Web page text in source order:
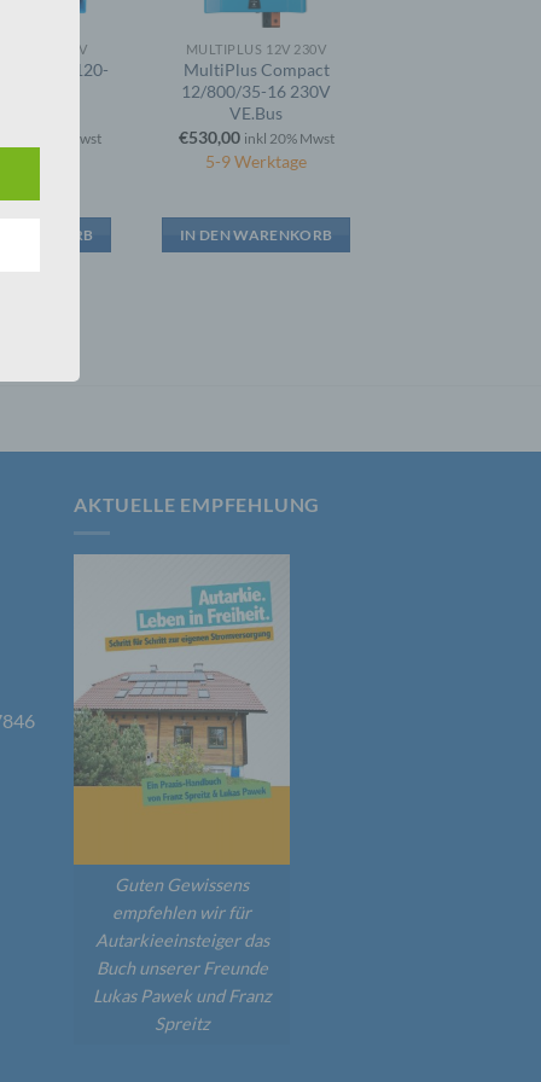
12V 230V
12/3000/120-
inkl 20% Mwst
MULTIPLUS 12V 230V
MultiPlus Compact
12/800/35-16 230V
VE.Bus
€530,00 inkl 20% Mwst
5-9 Werktage
IN DEN WARENKORB
AKTUELLE EMPFEHLUNG
Guten Gewissens
empfehlen wir für
Autarkieeinsteiger das
Buch unserer Freunde
Lukas Pawek und Franz
Spreitz